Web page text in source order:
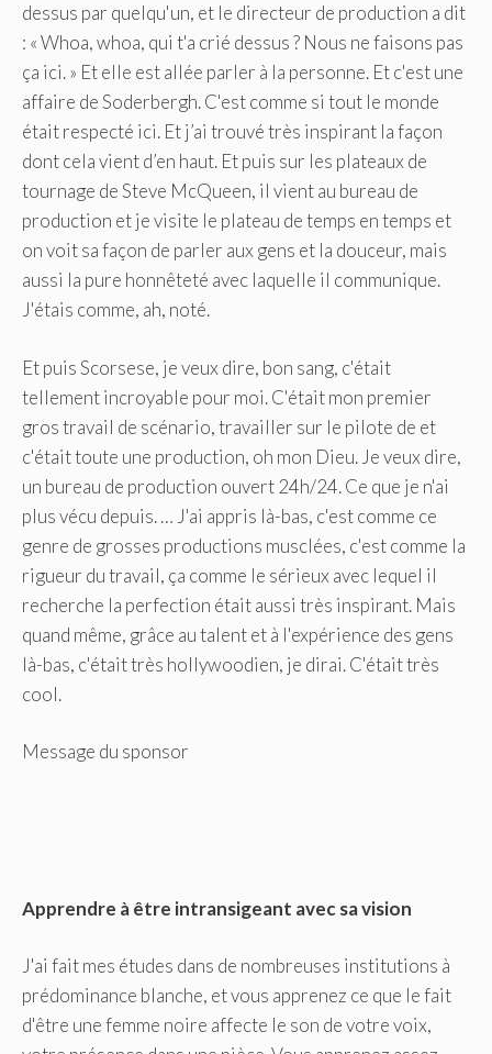
dessus par quelqu'un, et le directeur de production a dit
: « Whoa, whoa, qui t'a crié dessus ? Nous ne faisons pas
ça ici. » Et elle est allée parler à la personne. Et c'est une
affaire de Soderbergh. C'est comme si tout le monde
était respecté ici. Et j’ai trouvé très inspirant la façon
dont cela vient d’en haut. Et puis sur les plateaux de
tournage de Steve McQueen, il vient au bureau de
production et je visite le plateau de temps en temps et
on voit sa façon de parler aux gens et la douceur, mais
aussi la pure honnêteté avec laquelle il communique.
J'étais comme, ah, noté.
Et puis Scorsese, je veux dire, bon sang, c'était
tellement incroyable pour moi. C'était mon premier
gros travail de scénario, travailler sur le pilote de et
c'était toute une production, oh mon Dieu. Je veux dire,
un bureau de production ouvert 24h/24. Ce que je n'ai
plus vécu depuis. … J'ai appris là-bas, c'est comme ce
genre de grosses productions musclées, c'est comme la
rigueur du travail, ça comme le sérieux avec lequel il
recherche la perfection était aussi très inspirant. Mais
quand même, grâce au talent et à l'expérience des gens
là-bas, c'était très hollywoodien, je dirai. C'était très
cool.
Message du sponsor
Apprendre à être intransigeant avec sa vision
J'ai fait mes études dans de nombreuses institutions à
prédominance blanche, et vous apprenez ce que le fait
d'être une femme noire affecte le son de votre voix,